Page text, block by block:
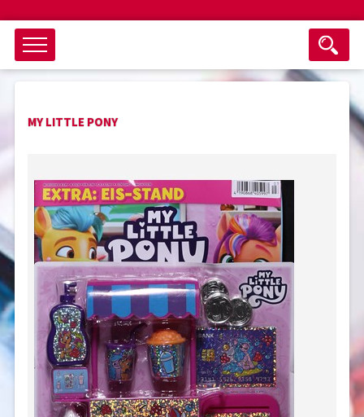
Objektsuche
als ganzes Wort suchen
keine eingestellten Titel
nur Titel im Angebot Suche zurücksetzen
Suchen
MY LITTLE PONY